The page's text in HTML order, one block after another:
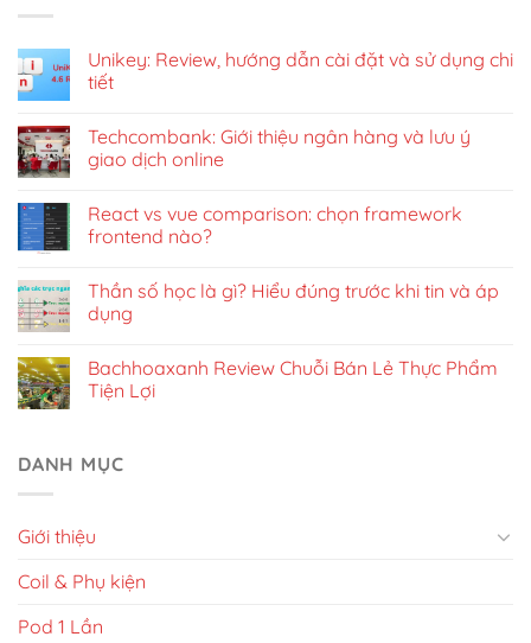
Unikey: Review, hướng dẫn cài đặt và sử dụng chi
tiết
Techcombank: Giới thiệu ngân hàng và lưu ý
giao dịch online
React vs vue comparison: chọn framework
frontend nào?
Thần số học là gì? Hiểu đúng trước khi tin và áp
dụng
Bachhoaxanh Review Chuỗi Bán Lẻ Thực Phẩm
Tiện Lợi
DANH MỤC
Giới thiệu
Coil & Phụ kiện
Pod 1 Lần